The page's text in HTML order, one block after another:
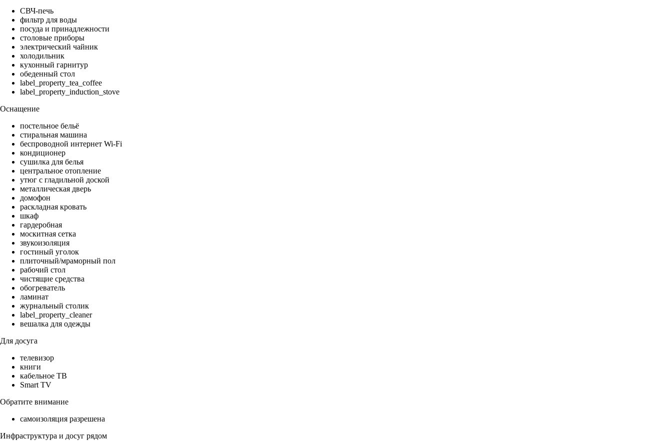
СВЧ-печь
фильтр для воды
посуда и принадлежности
столовые приборы
электрический чайник
холодильник
кухонный гарнитур
обеденный стол
label_property_tea_coffee
label_property_induction_stove
Оснащение
постельное бельё
стиральная машина
беспроводной интернет Wi-Fi
кондиционер
сушилка для белья
центральное отопление
утюг с гладильной доской
металлическая дверь
домофон
раскладная кровать
шкаф
гардеробная
москитная сетка
звукоизоляция
гостиный уголок
плиточный/мраморный пол
рабочий стол
чистящие средства
обогреватель
ламинат
журнальный столик
label_property_cleaner
вешалка для одежды
Для досуга
телевизор
книги
кабельное ТВ
Smart TV
Обратите внимание
самоизоляция разрешена
Инфраструктура и досуг рядом